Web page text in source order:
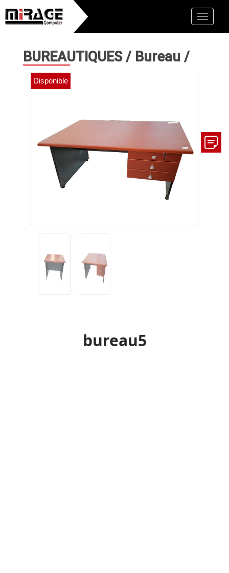
Toggle
BUREAUTIQUES/ Bureau /
Disponible
bureau5